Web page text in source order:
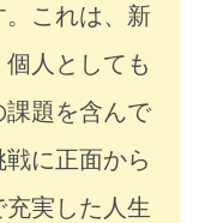
これは、新
人としても
題を含んで
に正面から
実した人生